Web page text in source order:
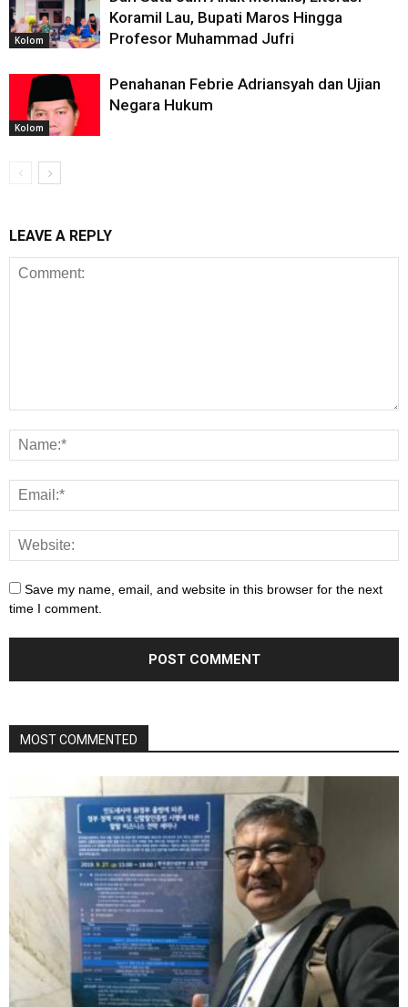
Kolom
Koramil Lau, Bupati Maros Hingga
Profesor Muhammad Jufri
Kolom
Penahanan Febrie Adriansyah dan Ujian
Negara Hukum
LEAVE A REPLY
Save my name, email, and website in this browser for the next
time I comment.
MOST COMMENTED